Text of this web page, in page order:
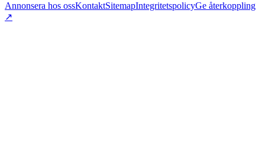
Annonsera hos ossKontaktSitemapIntegritetspolicyGe återkoppling
↗